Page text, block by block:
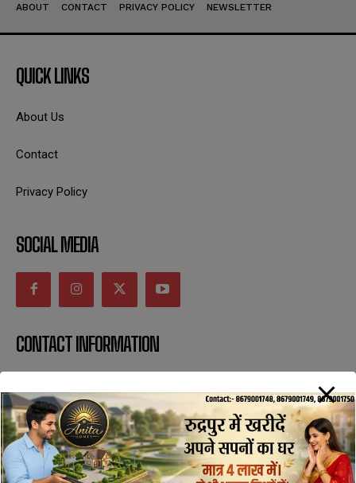
ABOUT CONTACT PRIVACY POLICY NEWSLETTER
QUICK LINKS
About Us
Contact
Privacy Policy
SOCIAL MEDIA
CONTACT INFORMATION
SUBSCRIBE NOW